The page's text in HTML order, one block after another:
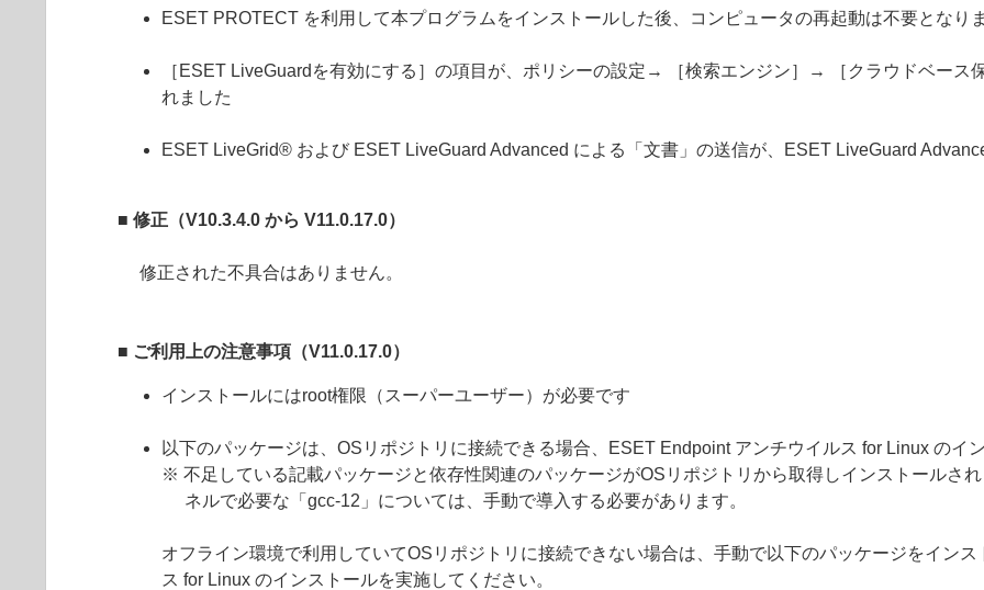
ESET PROTECT を利用して本プログラムをインストールした後、コンピュータの再起動は不要となり
［ESET LiveGuardを有効にする］の項目が、ポリシーの設定→ ［検索エンジン］→ ［クラウドベー
れました
ESET LiveGrid® および ESET LiveGuard Advanced による「文書」の送信が、ESET LiveGuard
■ 修正（V10.3.4.0 から V11.0.17.0）
修正された不具合はありません。
■ ご利用上の注意事項（V11.0.17.0）
インストールにはroot権限（スーパーユーザー）が必要です
以下のパッケージは、OSリポジトリに接続できる場合、ESET Endpoint アンチウイルス for Linux のイ
※ 不足している記載パッケージと依存性関連のパッケージがOSリポジトリから取得しインストールさ
ネルで必要な「gcc-12」については、手動で導入する必要があります。
オフライン環境で利用していてOSリポジトリに接続できない場合は、手動で以下のパッケージをイン
ス for Linux のインストールを実施してください。